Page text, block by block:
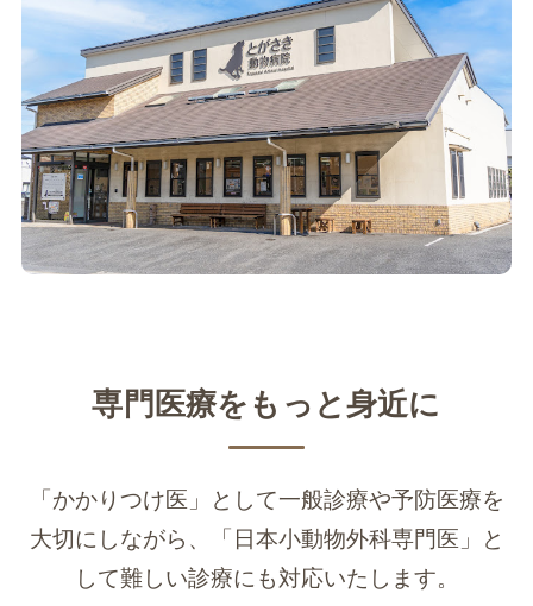
専門医療をもっと身近に
「かかりつけ医」として一般診療や予防医療を
大切にしながら、「日本小動物外科専門医」と
して難しい診療にも対応いたします。